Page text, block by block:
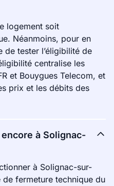
logement soit
Néanmoins, pour en
de tester l’éligibilité de
centralise les
et Bouygues Telecom, et
prix et les débits des
à Solignac-
à Solignac-sur-
fermeture technique du